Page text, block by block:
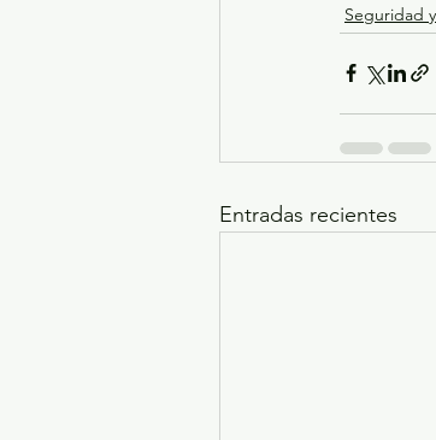
Seguridad
Entradas recientes